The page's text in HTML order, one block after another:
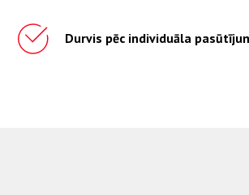
Durvis pēc individuāla